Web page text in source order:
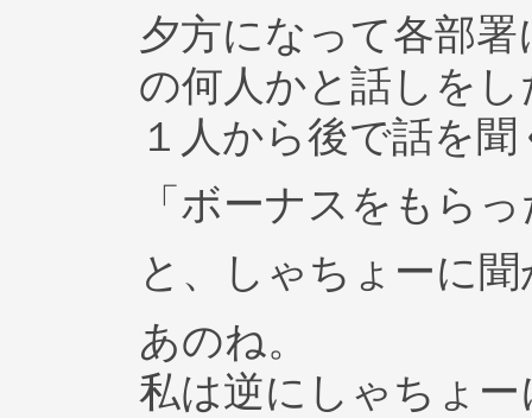
夕方になって各部
の何人かと話しを
１人から後で話を聞
「ボーナスをもら
と、しゃちょーに
あのね。
私は逆にしゃちょ